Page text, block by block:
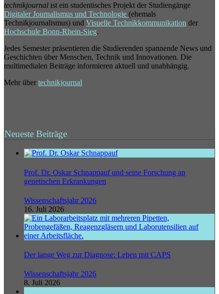
technikjournal ist ein studentisches Projekt der Studiengänge
Digitaler Journalismus und Technologie (ehemals
Technikjournalismus) und Visuelle Technikkommunikation der
Hochschule Bonn-Rhein-Sieg.
Jedes Semester präsentieren die Studierenden spannende News und
Geschichten über Menschen, Technik und Innovationen. Die
multimedialen Beiträge informieren aktuell und unabhängig.
Mehr über technikjournal
Neueste Beiträge
Prof. Dr. Oskar Schnappauf und seine Forschung an
genetischen Erkrankungen
Wissenschaftsjahr 2026
16. Juli 2026
Der lange Weg zur Diagnose: Leben mit CAPS
Wissenschaftsjahr 2026
8. Juli 2026